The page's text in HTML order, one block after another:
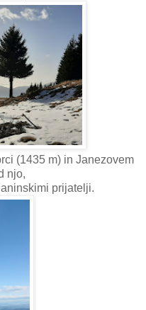
(1435 m) in Janezovem
njo,
prijatelji.